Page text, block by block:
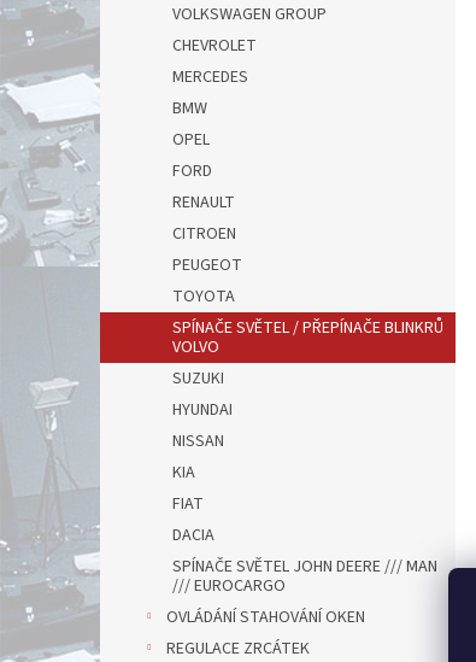
VOLKSWAGEN GROUP
CHEVROLET
MERCEDES
BMW
OPEL
FORD
RENAULT
CITROEN
PEUGEOT
TOYOTA
SPÍNAČE SVĚTEL / PŘEPÍNAČE BLINKRŮ
VOLVO
SUZUKI
HYUNDAI
NISSAN
KIA
FIAT
DACIA
SPÍNAČE SVĚTEL JOHN DEERE /// MAN
/// EUROCARGO
OVLÁDÁNÍ STAHOVÁNÍ OKEN
REGULACE ZRCÁTEK